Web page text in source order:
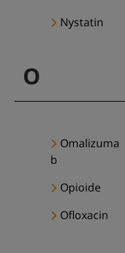
Nystatin
O
Omalizuma
b
Opioide
Ofloxacin